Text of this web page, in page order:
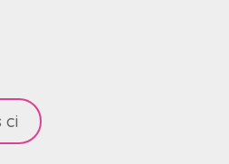
ci